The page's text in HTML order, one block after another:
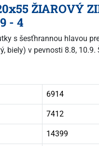
ŽIAROVÝ
- 4
s šesťhrannou hlavou
biely) v pevnosti 8.8,
6914
7412
14399